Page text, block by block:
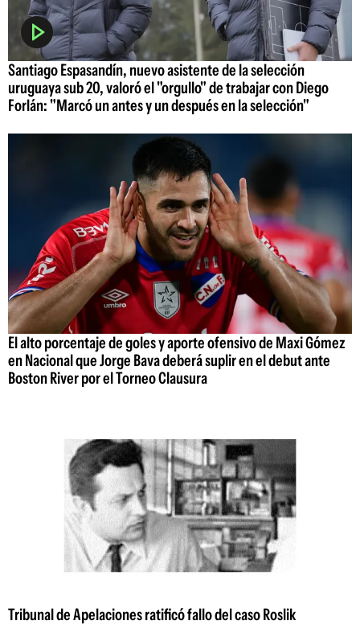
Santiago Espasandín, nuevo asistente de la selección
uruguaya sub 20, valoró el "orgullo" de trabajar con Diego
Forlán: "Marcó un antes y un después en la selección"
El alto porcentaje de goles y aporte ofensivo de Maxi Gómez
en Nacional que Jorge Bava deberá suplir en el debut ante
Boston River por el Torneo Clausura
Tribunal de Apelaciones ratificó fallo del caso Roslik